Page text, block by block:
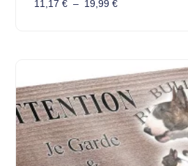
11,17 € – 19,99 €